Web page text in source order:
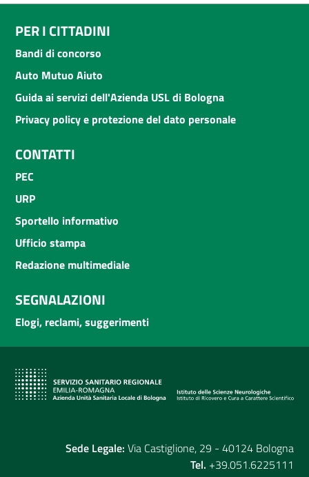
PER I CITTADINI
Bandi di concorso
Auto Mutuo Aiuto
Guida ai servizi dell'Azienda USL di Bologna
Privacy policy e protezione del dato personale
CONTATTI
PEC
URP
Sportello informativo
Ufficio stampa
Redazione multimediale
SEGNALAZIONI
Elogi, reclami, suggerimenti
Sede Legale: Via Castiglione, 29 - 40124 Bologna
Tel. +39.051.6225111